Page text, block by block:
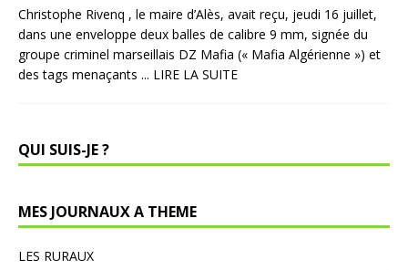
Christophe Rivenq , le maire d’Alès, avait reçu, jeudi 16 juillet,
dans une enveloppe deux balles de calibre 9 mm, signée du
groupe criminel marseillais DZ Mafia (« Mafia Algérienne ») et
des tags menaçants ... LIRE LA SUITE
QUI SUIS-JE ?
MES JOURNAUX A THEME
LES RURAUX